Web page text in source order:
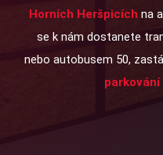
Horních Heršpicích na
se k nám dostanete
nebo autobusem 50,